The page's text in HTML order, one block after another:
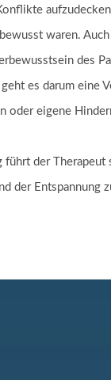
waren.
des
es darum eine
oder eigene
führt der
der Entspannung